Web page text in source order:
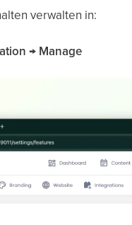
verwalten in:
→ Manage